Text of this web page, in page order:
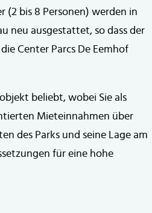
(2 bis 8 Personen) werden in
neu ausgestattet, so dass der
Center Parcs De Eemhof
beliebt, wobei Sie als
Mieteinnahmen über
des Parks und seine Lage am
für eine hohe